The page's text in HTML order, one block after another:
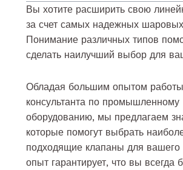
Вы хотите расширить свою
за счет самых надежных
Понимание различных типов
сделать наилучший выбор для
Обладая большим опытом работы
консультанта по промышленному
оборудованию, мы предлагаем
которые помогут выбрать
подходящие клапаны для
опыт гарантирует, что вы всегда